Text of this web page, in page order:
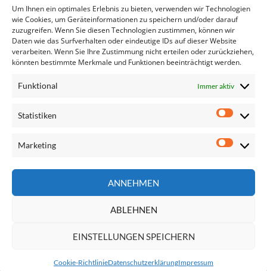
Um Ihnen ein optimales Erlebnis zu bieten, verwenden wir Technologien
wie Cookies, um Geräteinformationen zu speichern und/oder darauf
zuzugreifen. Wenn Sie diesen Technologien zustimmen, können wir
Daten wie das Surfverhalten oder eindeutige IDs auf dieser Website
verarbeiten. Wenn Sie Ihre Zustimmung nicht erteilen oder zurückziehen,
könnten bestimmte Merkmale und Funktionen beeinträchtigt werden.
Funktional Immer aktiv
Statistiken
Marketing
ANNEHMEN
ABLEHNEN
EINSTELLUNGEN SPEICHERN
Cookie-RichtlinieDatenschutzerklärungImpressum
Mitgliedstaaten sollen Arbeitsmarktzugang für…
Integration von Flüchtlingen in den Arbeitsmarkt
Datenschutzerklärung
Das Europäische Semester
Präsentation der Säule sozialer Rechte
Anhörungen der designierten EU-KommissarInnen
Seite
Impressum
Kontakt